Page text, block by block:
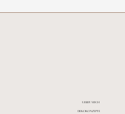
UEBER MICH
DEKOKONZEPTE